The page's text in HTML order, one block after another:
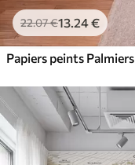
22.07€13.24€
Papiers peints Palmiers